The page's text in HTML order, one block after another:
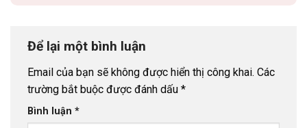
Để lại một bình luận
Email của bạn sẽ không được hiển thị công khai. Các
trường bắt buộc được đánh dấu *
Bình luận *